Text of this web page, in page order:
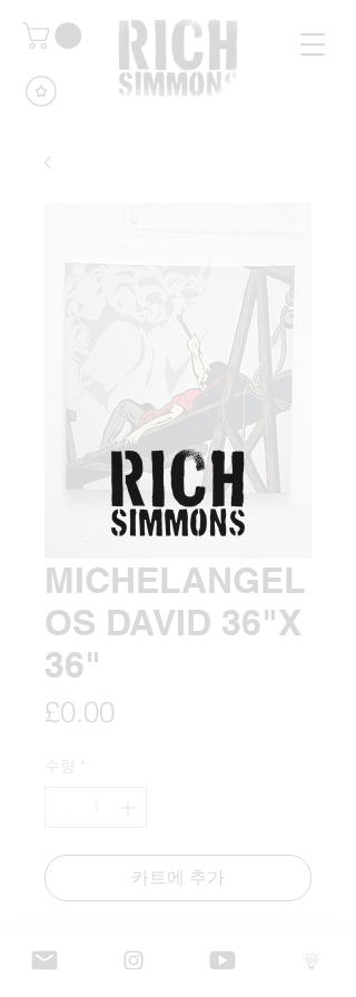
MICHELANGEL
OS DAVID 36"X
36"
£0.00
수량 *
카트에 추가